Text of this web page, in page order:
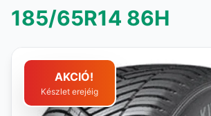
185/65R14 86H
AKCIÓ!
Készlet erejéig